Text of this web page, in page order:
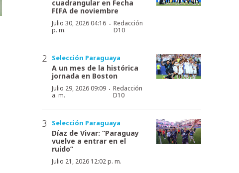
cuadrangular en Fecha
FIFA de noviembre
Julio 30, 2026 04:16
p. m.
· Redacción
D10
Selección Paraguaya
A un mes de la histórica
jornada en Boston
Julio 29, 2026 09:09
a. m.
·Redacción
D10
Selección Paraguaya
Díaz de Vivar: “Paraguay
vuelve a entrar en el
ruido”
Julio 21, 2026 12:02 p. m.